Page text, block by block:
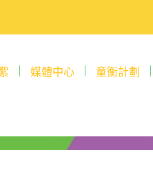
媒體中心 童衡計劃